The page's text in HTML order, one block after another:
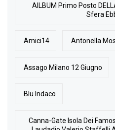
AlLBUM Primo Posto
Sfera
Amici14 Antonella
Assago Milano 12 Giugno
Blu Indaco
Canna-Gate Isola Dei